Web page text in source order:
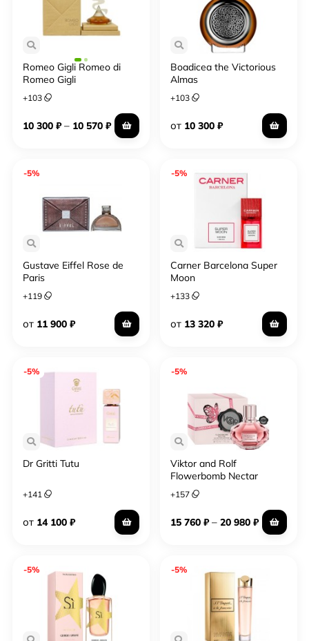
Romeo Gigli Romeo di
Romeo Gigli
+103
10 300 ₽– 10 570 ₽
Boadicea the Victorious
Almas
+103
от 10 300 ₽
-5%
Gustave Eiffel Rose de
Paris
+119
от 11 900 ₽
-5%
Carner Barcelona Super
Moon
+133
от 13 320 ₽
-5%
Dr Gritti Tutu
+141
от 14 100 ₽
-5%
Viktor and Rolf
Flowerbomb Nectar
+157
15 760 ₽– 20 980 ₽
-5% -5%